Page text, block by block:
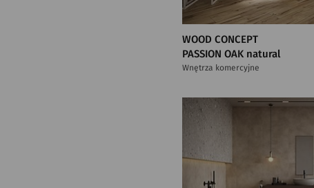
WOOD CONCEPT
PASSION OAK natural
Wnętrza komercyjne